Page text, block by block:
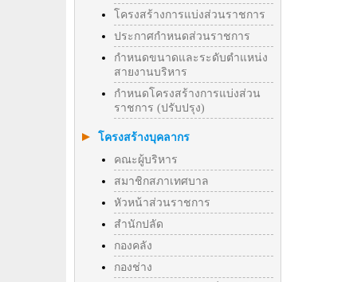
โครงสร้างการแบ่งส่วนราชการ
ประกาศกำหนดส่วนราชการ
กำหนดขนาดและระดับตำแหน่ง
สายงานบริหาร
กำหนดโครงสร้างการแบ่งส่วน
ราชการ (ปรับปรุง)
โครงสร้างบุคลากร
คณะผู้บริหาร
สมาชิกสภาเทศบาล
หัวหน้าส่วนราชการ
สำนักปลัด
กองคลัง
กองช่าง